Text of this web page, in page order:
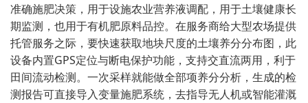
准确施肥决策，用于设施农业营养液调配，用于土壤健康长
期监测，也用于有机肥原料品控。在服务商给大型农场提供
托管服务之际，要快速获取地块尺度的土壤养分分布图，此
设备内置GPS定位与断电保护功能，支持交直流两用，利于
田间流动检测。一次采样就能做全部项养分分析，生成的检
测报告可直接导入变量施肥系统，去指导无人机或智能灌溉